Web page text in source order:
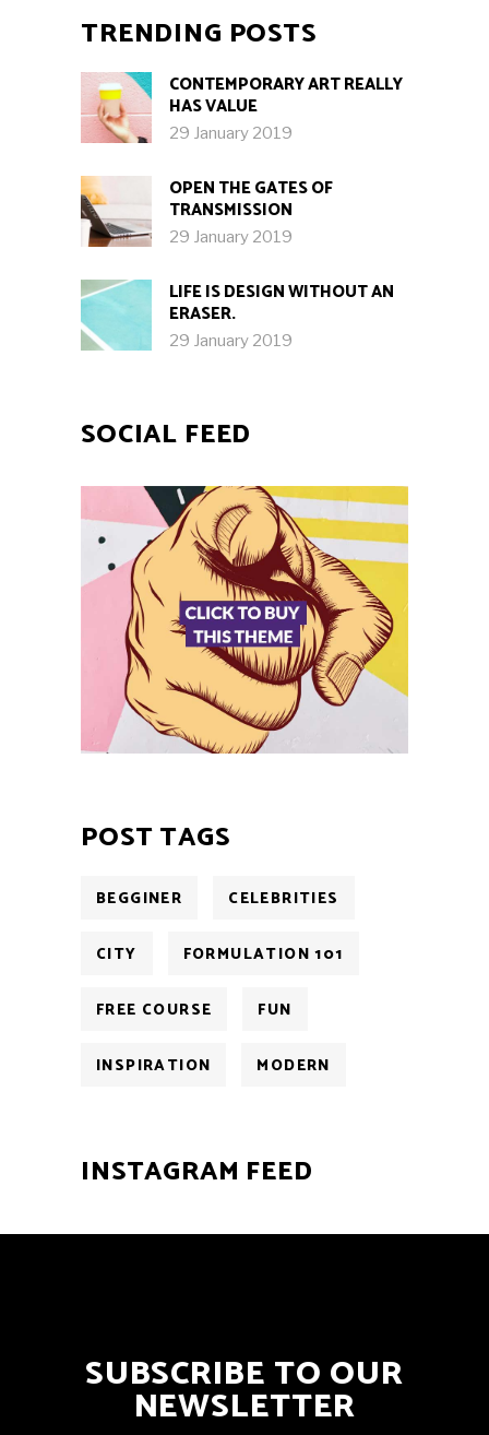
TRENDING POSTS
CONTEMPORARY ART REALLY
HAS VALUE
29 January 2019
OPEN THE GATES OF
TRANSMISSION
29 January 2019
LIFE IS DESIGN WITHOUT AN
ERASER.
29 January 2019
SOCIAL FEED
POST TAGS
BEGGINER CELEBRITIES
CITY FORMULATION 101
FREE COURSE FUN
INSPIRATION MODERN
INSTAGRAM FEED
SUBSCRIBE TO OUR
NEWSLETTER